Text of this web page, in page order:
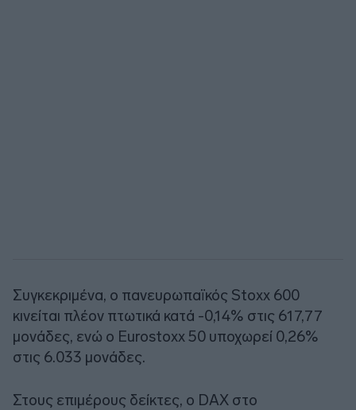
Συγκεκριμένα, ο πανευρωπαϊκός Stoxx 600
κινείται πλέον πτωτικά κατά -0,14% στις 617,77
μονάδες, ενώ ο Eurostoxx 50 υποχωρεί 0,26%
στις 6.033 μονάδες.
Στους επιμέρους δείκτες, ο DAX στο